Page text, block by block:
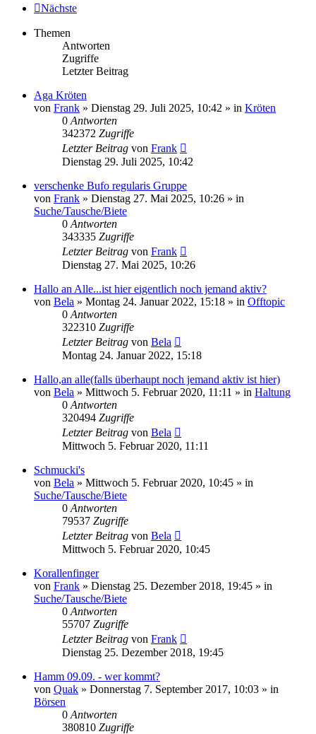
Nächste
Themen
Antworten
Zugriffe
Letzter Beitrag
Aga Kröten
von Frank » Dienstag 29. Juli 2025, 10:42 » in Kröten
0 Antworten
342372 Zugriffe
Letzter Beitrag von Frank
Dienstag 29. Juli 2025, 10:42
verschenke Bufo regularis Gruppe
von Frank » Dienstag 27. Mai 2025, 10:26 » in
Suche/Tausche/Biete
0 Antworten
343335 Zugriffe
Letzter Beitrag von Frank
Dienstag 27. Mai 2025, 10:26
Hallo an Alle...ist hier eigentlich noch jemand aktiv?
von Bela » Montag 24. Januar 2022, 15:18 » in Offtopic
0 Antworten
322310 Zugriffe
Letzter Beitrag von Bela
Montag 24. Januar 2022, 15:18
Hallo,an alle(falls überhaupt noch jemand aktiv ist hier)
von Bela » Mittwoch 5. Februar 2020, 11:11 » in Haltung
0 Antworten
320494 Zugriffe
Letzter Beitrag von Bela
Mittwoch 5. Februar 2020, 11:11
Schmucki's
von Bela » Mittwoch 5. Februar 2020, 10:45 » in
Suche/Tausche/Biete
0 Antworten
79537 Zugriffe
Letzter Beitrag von Bela
Mittwoch 5. Februar 2020, 10:45
Korallenfinger
von Frank » Dienstag 25. Dezember 2018, 19:45 » in
Suche/Tausche/Biete
0 Antworten
55707 Zugriffe
Letzter Beitrag von Frank
Dienstag 25. Dezember 2018, 19:45
Hamm 09.09. - wer kommt?
von Quak » Donnerstag 7. September 2017, 10:03 » in
Börsen
0 Antworten
380810 Zugriffe